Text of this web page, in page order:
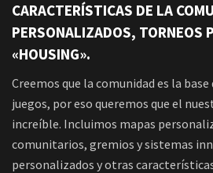
CARACTERÍSTICAS DE LA
PERSONALIZADOS, TORNEOS
«HOUSING».
Creemos que la comunidad es la
juegos, por eso queremos que el
increíble. Incluimos mapas
comunitarios, gremios y sistemas
personalizados y otras